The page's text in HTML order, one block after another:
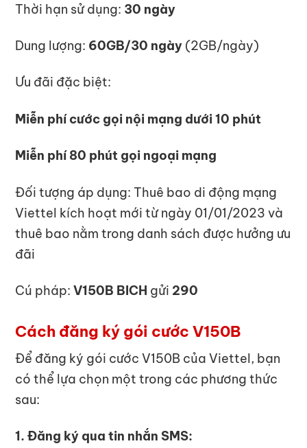
Thời hạn sử dụng: 30 ngày
Dung lượng: 60GB/30 ngày (2GB/ngày)
Ưu đãi đặc biệt:
Miễn phí cước gọi nội mạng dưới 10 phút
Miễn phí 80 phút gọi ngoại mạng
Đối tượng áp dụng: Thuê bao di động mạng
Viettel kích hoạt mới từ ngày 01/01/2023 và
thuê bao nằm trong danh sách được hưởng ưu
đãi
Cú pháp:V150B BICH gửi 290
Cách đăng ký gói cước V150B
Để đăng ký gói cước V150B của Viettel, bạn
có thể lựa chọn một trong các phương thức
sau:
1. Đăng ký qua tin nhắn SMS: